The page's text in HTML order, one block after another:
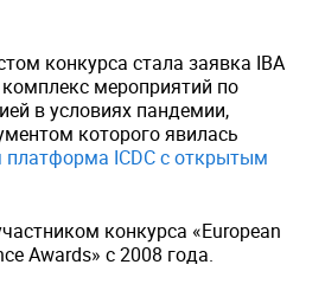
конкурса стала заявка IBA
мероприятий по
в условиях пандемии,
которого явилась
платформа ICDC с открытым
конкурса «European
Awards» с 2008 года.